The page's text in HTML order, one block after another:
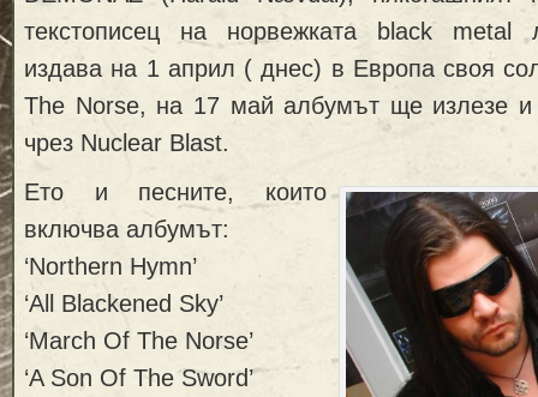
текстописец на норвежката black metal
издава на 1 април ( днес) в Европа своя
The Norse, на 17 май албумът ще излезе
чрез Nuclear Blast.
Ето и песните, които
включва албумът:
‘Northern Hymn’
‘All Blackened Sky’
‘March Of The Norse’
‘A Son Of The Sword’